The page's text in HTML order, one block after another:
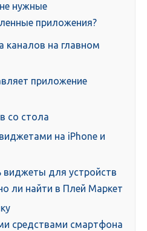
нужные
приложения?
каналов на главном
приложение
со стола
на iPhone и
виджеты для устройств
ли найти в Плей Маркет
средствами смартфона